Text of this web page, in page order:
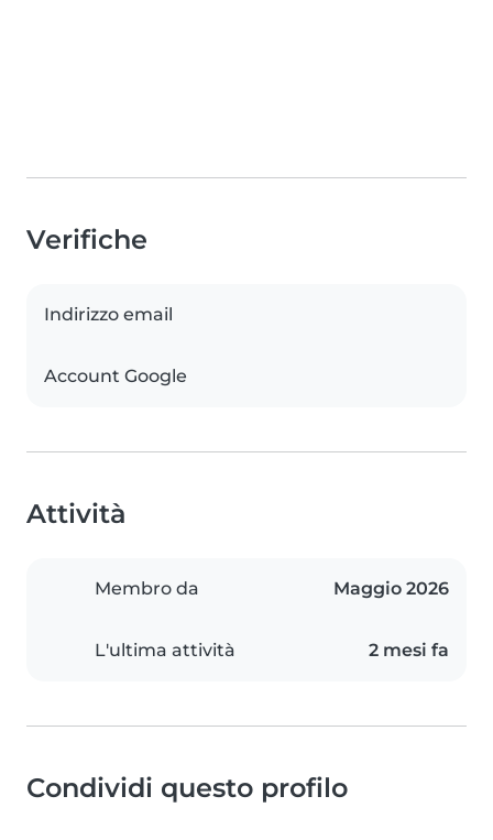
Verifiche
Indirizzo email
Account Google
Attività
Membro da Maggio 2026
L'ultima attività 2 mesi fa
Condividi questo profilo